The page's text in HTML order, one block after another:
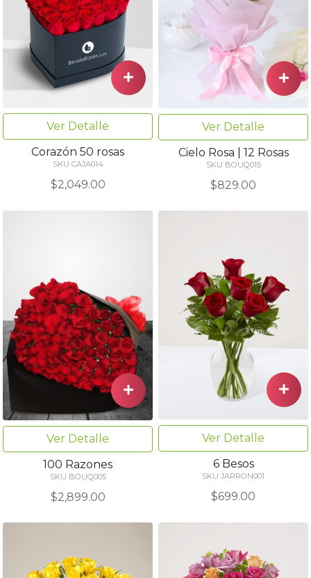
Ver Detalle
Corazón 50 rosas
SKU CAJA014
$2,049.00
Ver Detalle
Cielo Rosa | 12 Rosas
SKU BOUQ015
$829.00
Ver Detalle
100 Razones
SKU BOUQ005
$2,899.00
Ver Detalle
6 Besos
SKU JARRON001
$699.00